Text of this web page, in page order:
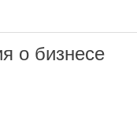
о бизнесе